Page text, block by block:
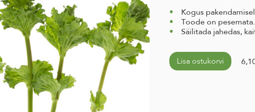
Kogus
Toode on pesemata.
Säilitada jahedas,
Lisa ostukorvi